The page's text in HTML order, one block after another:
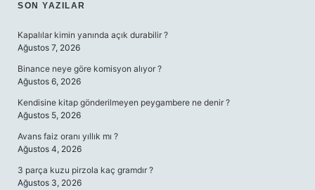
SIDEBAR
SON YAZILAR
Kapalılar kimin yanında açık durabilir ?
Ağustos 7, 2026
Binance neye göre komisyon alıyor ?
Ağustos 6, 2026
Kendisine kitap gönderilmeyen peygambere ne denir ?
Ağustos 5, 2026
Avans faiz oranı yıllık mı ?
Ağustos 4, 2026
3 parça kuzu pirzola kaç gramdır ?
Ağustos 3, 2026